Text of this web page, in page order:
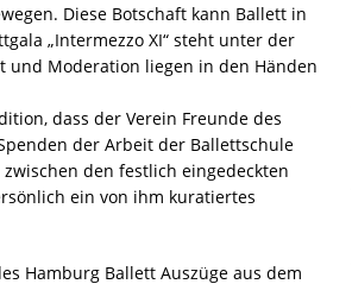
Diese Botschaft kann Ballett in
„Intermezzo XI“ steht unter der
und Moderation liegen in den Händen
dass der Verein Freunde des
der Arbeit der Ballettschule
den festlich eingedeckten
ein von ihm kuratiertes
Hamburg Ballett Auszüge aus dem